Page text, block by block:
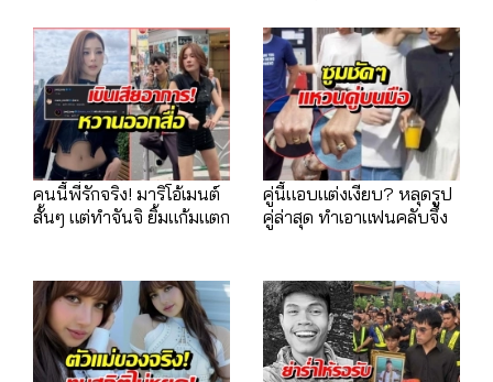
คนนี้พี่รักจริง! มาริโอ้เมนต์
สั้นๆ แต่ทำจันจิ ยิ้มแก้มแตก
คู่นี้แอบแต่งเงียบ? หลุดรูป
คู่ล่าสุด ทำเอาแฟนคลับจึ้ง